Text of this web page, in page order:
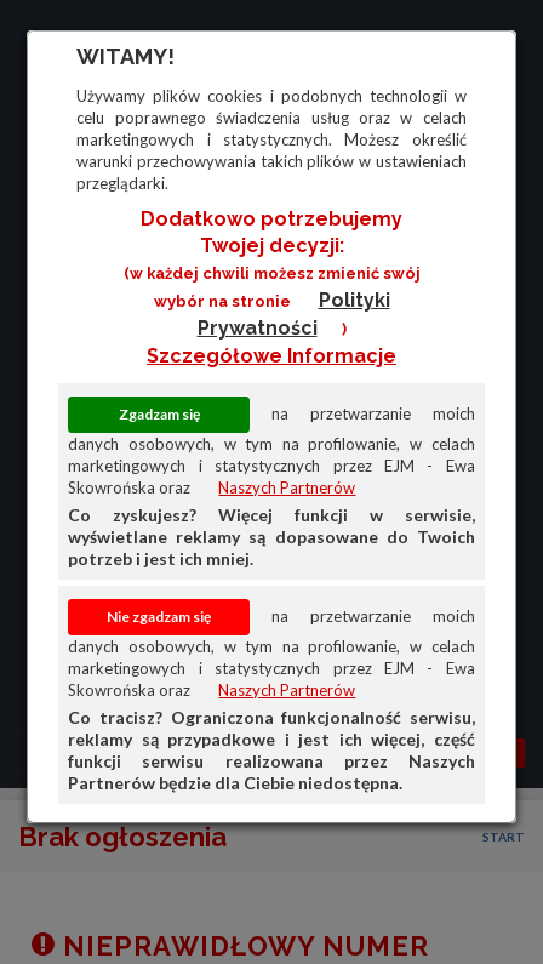
WITAMY!
Używamy plików cookies i podobnych technologii w
celu poprawnego świadczenia usług oraz w celach
marketingowych i statystycznych. Możesz określić
warunki przechowywania takich plików w ustawieniach
przeglądarki.
Dodatkowo potrzebujemy
Twojej decyzji:
(w każdej chwili możesz zmienić swój
wybór na stronie
Polityki
Prywatności
)
Szczegółowe Informacje
na przetwarzanie moich
danych osobowych, w tym na profilowanie, w celach
marketingowych i statystycznych przez EJM - Ewa
Skowrońska oraz
Naszych Partnerów
Co zyskujesz? Więcej funkcji w serwisie,
wyświetlane reklamy są dopasowane do Twoich
potrzeb i jest ich mniej.
na przetwarzanie moich
danych osobowych, w tym na profilowanie, w celach
marketingowych i statystycznych przez EJM - Ewa
Skowrońska oraz
Naszych Partnerów
Co tracisz? Ograniczona funkcjonalność serwisu,
reklamy są przypadkowe i jest ich więcej, część
funkcji serwisu realizowana przez Naszych
Partnerów będzie dla Ciebie niedostępna.
MENU MOJA AG
Brak ogłoszenia START
NIEPRAWIDŁOWY NUMER